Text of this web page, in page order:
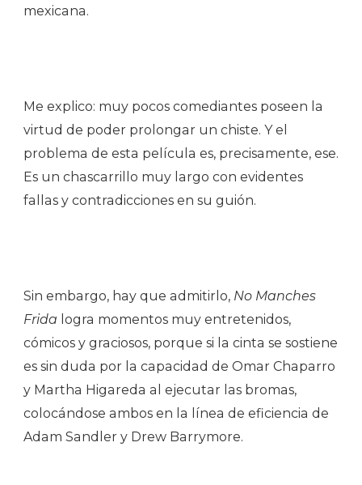
mexicana.
Me explico: muy pocos comediantes poseen la
virtud de poder prolongar un chiste. Y el
problema de esta película es, precisamente, ese.
Es un chascarrillo muy largo con evidentes
fallas y contradicciones en su guión.
Sin embargo, hay que admitirlo, No Manches
Frida logra momentos muy entretenidos,
cómicos y graciosos, porque si la cinta se sostiene
es sin duda por la capacidad de Omar Chaparro
y Martha Higareda al ejecutar las bromas,
colocándose ambos en la línea de eficiencia de
Adam Sandler y Drew Barrymore.